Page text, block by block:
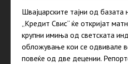
Швајцарските тајни од базата
„Кредит Свис“ ќе откријат
крупни имиња од светската
обложување кои се одвивале
повеќе од две децении.